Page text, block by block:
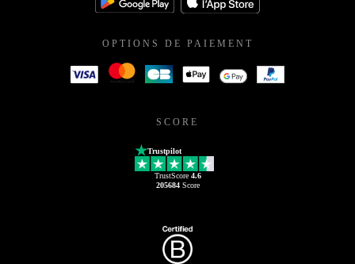
OPTIONS DE PAIEMENT
SCORE
Trustpilot
TrustScore 4.6
205684Score